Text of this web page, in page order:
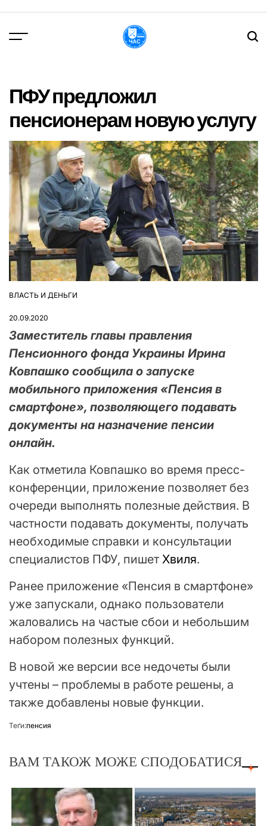
вмісту
ПФУ предложил
пенсионерам новую услугу
ОПУБЛІКУВАТИ
ВЛАСТЬ И ДЕНЬГИ
20.09.2020
Заместитель главы правления
Пенсионного фонда Украины Ирина
Ковпашко сообщила о запуске
мобильного приложения «Пенсия в
смартфоне», позволяющего подавать
документы на назначение пенсии
онлайн.
Как отметила Ковпашко во время пресс-
конференции, приложение позволяет без
очереди выполнять полезные действия. В
частности подавать документы, получать
необходимые справки и консультации
специалистов ПФУ, пишет Хвиля.
Ранее приложение «Пенсия в смартфоне»
уже запускали, однако пользователи
жаловались на частые сбои и небольшим
набором полезных функций.
В новой же версии все недочеты были
учтены – проблемы в работе решены, а
также добавлены новые функции.
Теґи:пенсия
ВАМ ТАКОЖ МОЖЕ СПОДОБАТИСЯ